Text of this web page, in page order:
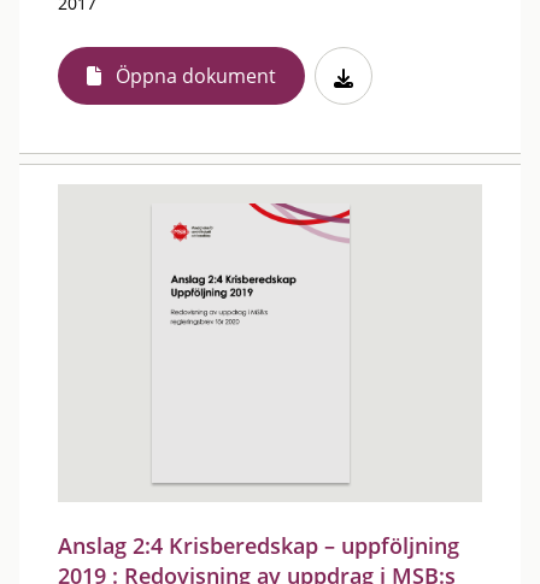
Öppna dokument
Anslag 2:4 Krisberedskap – uppföljning
2019 : Redovisning av uppdrag i MSB:s